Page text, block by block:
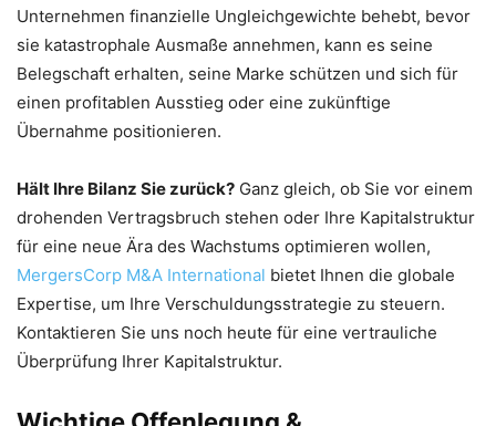
Unternehmen finanzielle Ungleichgewichte behebt, bevor
sie katastrophale Ausmaße annehmen, kann es seine
Belegschaft erhalten, seine Marke schützen und sich für
einen profitablen Ausstieg oder eine zukünftige
Übernahme positionieren.
Hält Ihre Bilanz Sie zurück? Ganz gleich, ob Sie vor einem
drohenden Vertragsbruch stehen oder Ihre Kapitalstruktur
für eine neue Ära des Wachstums optimieren wollen,
MergersCorp M&A International bietet Ihnen die globale
Expertise, um Ihre Verschuldungsstrategie zu steuern.
Kontaktieren Sie uns noch heute für eine vertrauliche
Überprüfung Ihrer Kapitalstruktur.